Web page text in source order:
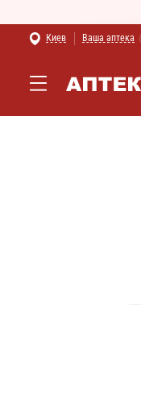
Киев Ваша аптека